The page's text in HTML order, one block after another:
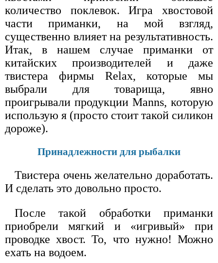
количество поклевок. Игра хвостовой
части приманки, на мой взгляд,
существенно влияет на результативность.
Итак, в нашем случае приманки от
китайских производителей и даже
твистера фирмы Relax, которые мы
выбрали для товарища, явно
проигрывали продукции Manns, которую
использую я (просто стоит такой силикон
дороже).
Принадлежности для рыбалки
Твистера очень желательно доработать.
И сделать это довольно просто.
После такой обработки приманки
приобрели мягкий и «игривый» при
проводке хвост. То, что нужно! Можно
ехать на водоем.